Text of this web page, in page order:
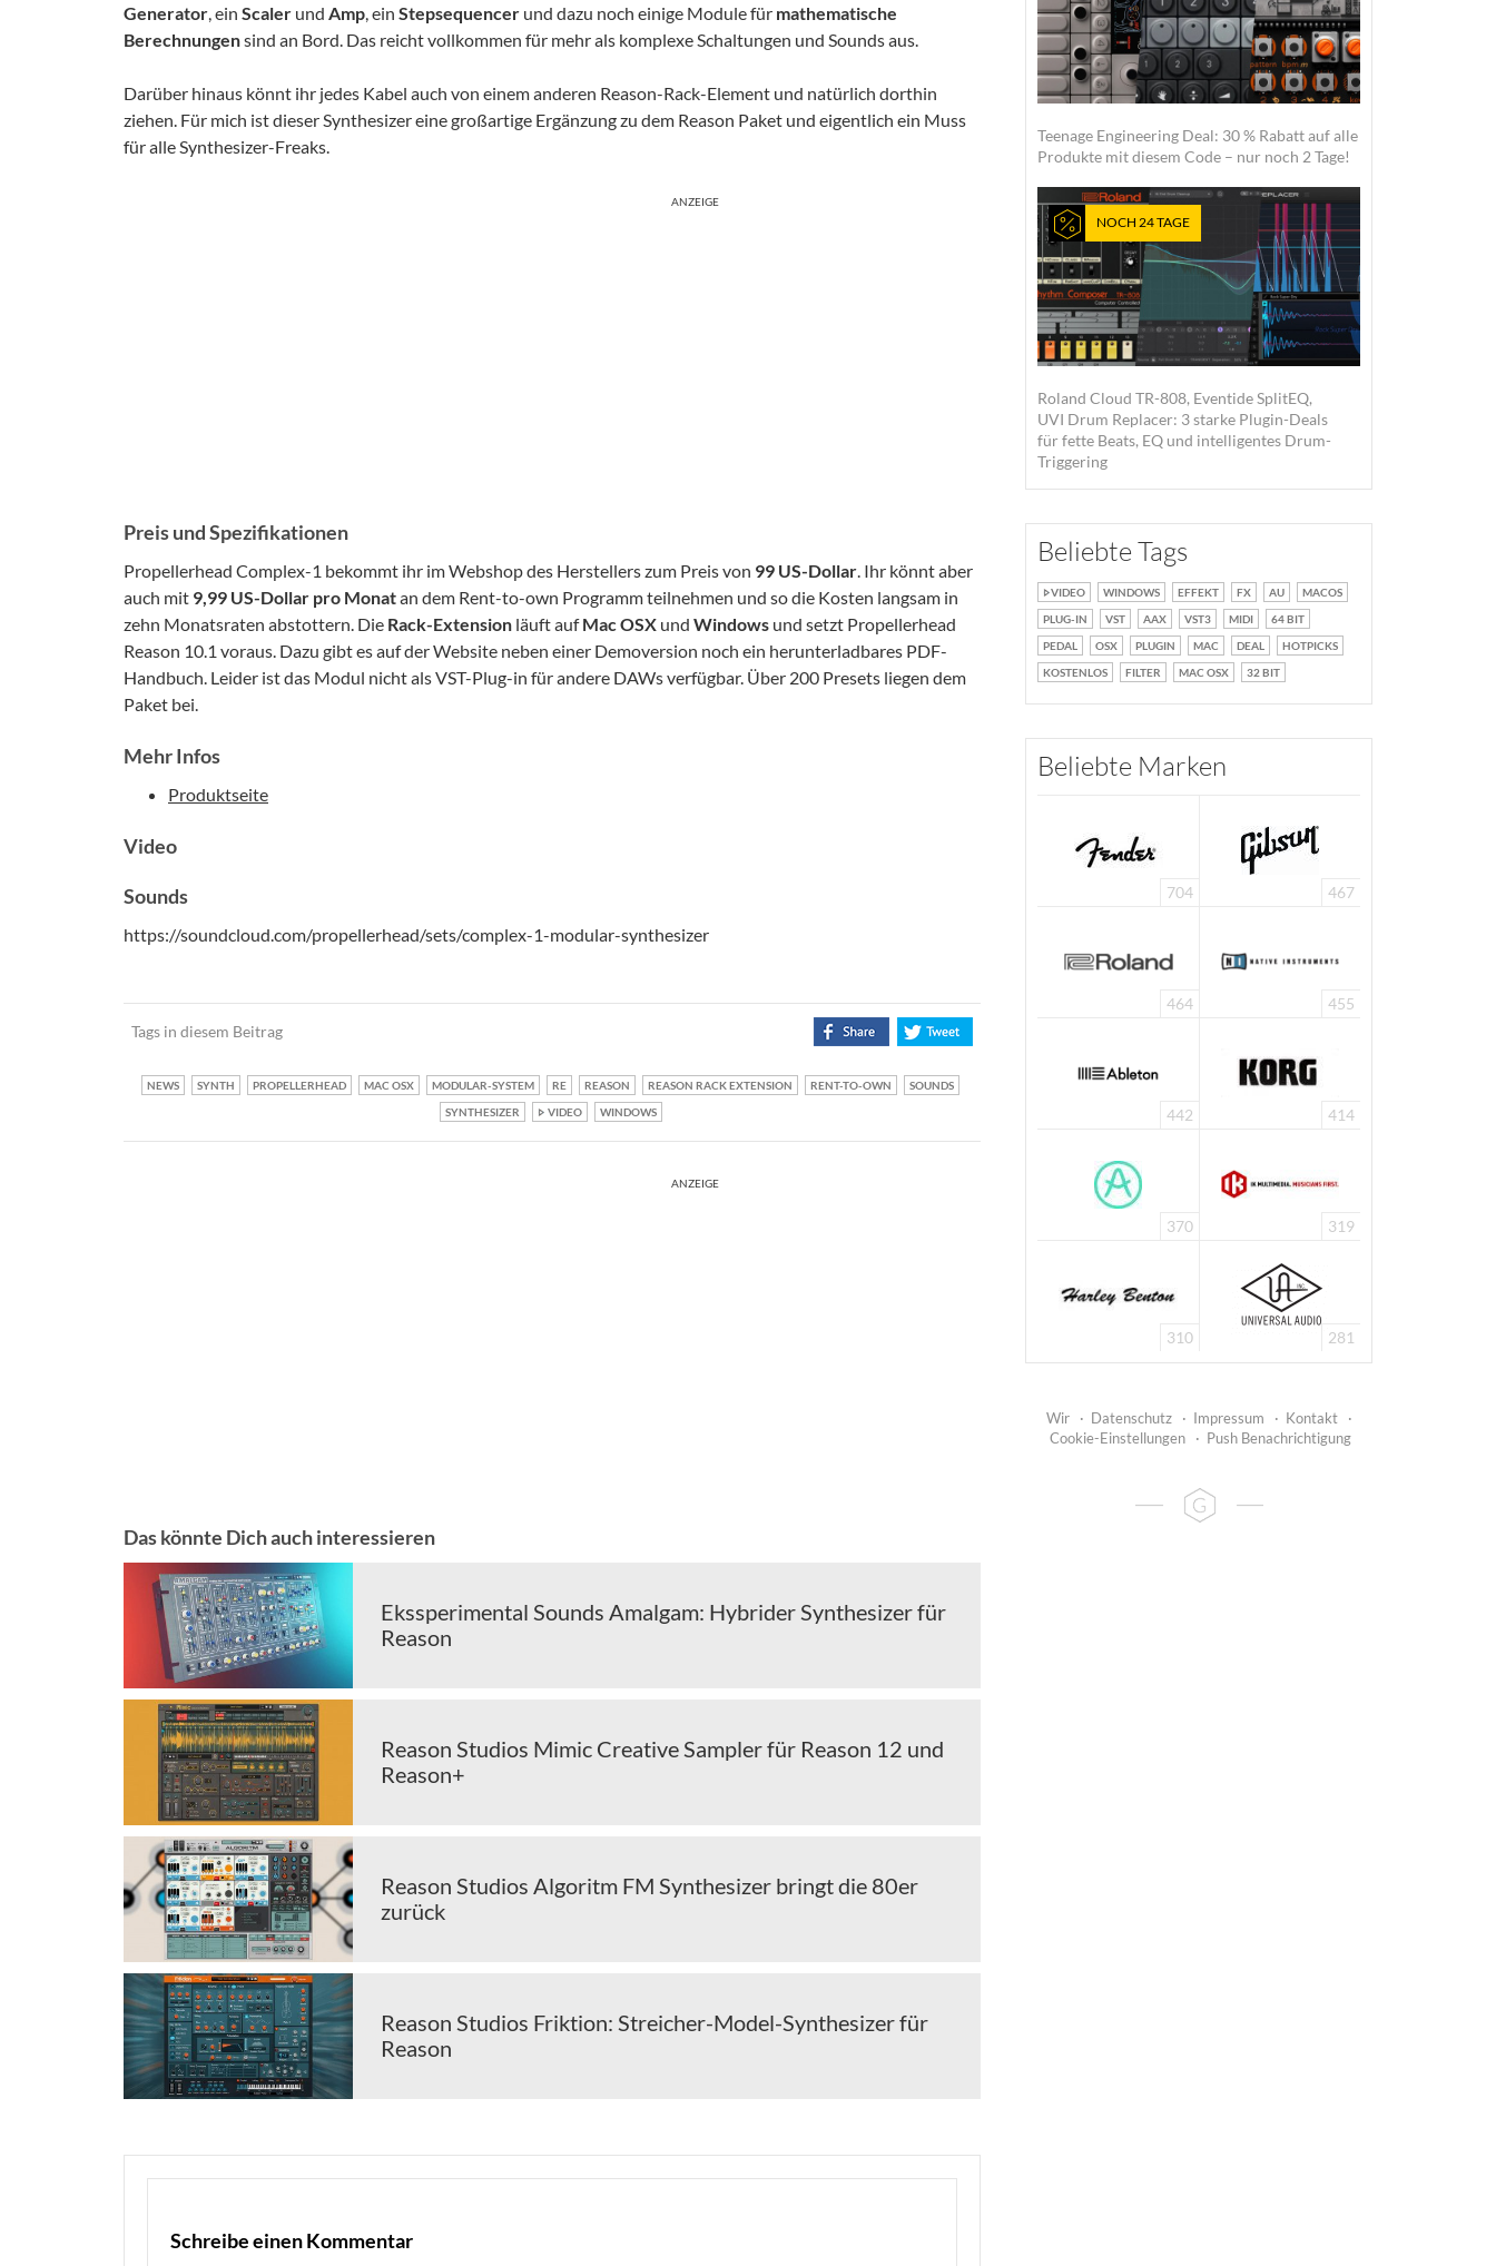
Generator , ein Scaler und Amp , ein Stepsequencer und dazu noch einige Module für mathematische
Berechnungensind an Bord. Das reicht vollkommen für mehr als komplexe Schaltungen und Sounds aus.
Darüber hinaus könnt ihr jedes Kabel auch von einem anderen Reason-Rack-Element und natürlich dorthin
ziehen. Für mich ist dieser Synthesizer eine großartige Ergänzung zu dem Reason Paket und eigentlich ein Muss
für alle Synthesizer-Freaks.
ANZEIGE
Preis und Spezifikationen
Propellerhead Complex-1 bekommt ihr im Webshop des Herstellers zum Preis von 99 US-Dollar . Ihr könnt aber
auch mit 9,99 US-Dollar pro Monatan dem Rent-to-own Programm teilnehmen und so die Kosten langsam in
zehn Monatsraten abstottern. Die Rack-Extension läuft aufMac OSX und Windows und setzt Propellerhead
Reason 10.1 voraus. Dazu gibt es auf der Website neben einer Demoversion noch ein herunterladbares PDF-
Handbuch. Leider ist das Modul nicht als VST-Plug-in für andere DAWs verfügbar. Über 200 Presets liegen dem
Paket bei.
Mehr Infos
Produktseite
Video
Sounds
https://soundcloud.com/propellerhead/sets/complex-1-modular-synthesizer
Tags in diesem Beitrag
NEWS SYNTH PROPELLERHEAD MAC OSX MODULAR-SYSTEM RE REASON REASON RACK EXTENSION RENT-TO-OWN
SOUNDS
SYNTHESIZER
VIDEO WINDOWS
ANZEIGE
Das könnte Dich auch interessieren
Ekssperimental Sounds Amalgam: Hybrider Synthesizer für
Reason
Reason Studios Mimic Creative Sampler für Reason 12 und
Reason+
Reason Studios Algoritm FM Synthesizer bringt die 80er
zurück
Reason Studios Friktion: Streicher-Model-Synthesizer für
Reason
Schreibe einen Kommentar
Teenage Engineering Deal: 30 % Rabatt auf alle
Produkte mit diesem Code – nur noch 2 Tage!
NOCH 24 TAGE
Roland Cloud TR-808, Eventide SplitEQ,
UVI Drum Replacer: 3 starke Plugin-Deals
für fette Beats, EQ und intelligentes Drum-
Triggering
Beliebte Tags
VIDEO WINDOWS EFFEKT FX AU
MACOS
PLUG-IN
VST AAX VST3 MIDI
64 BIT
PEDAL
OSX PLUGIN MAC DEAL
HOTPICKS
KOSTENLOS
FILTER MAC OSX 32 BIT
Beliebte Marken
704 467
464 455
442 414
370 319
310 281
Wir · Datenschutz · Impressum · Kontakt
·
Cookie-Einstellungen
· Push Benachrichtigung